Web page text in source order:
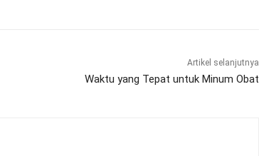
Artikel selanjutnya
Waktu yang Tepat untuk Minum Obat